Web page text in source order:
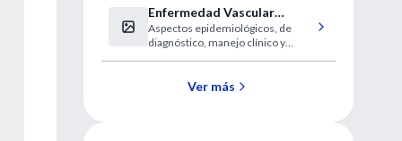
Enfermedad Vascular
Periférica del Htal. Italiano.
Aspectos epidemiológicos, de
diagnóstico, manejo clínico y
Ver más